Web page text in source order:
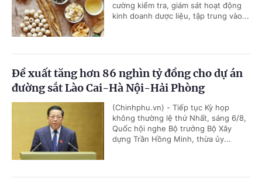
cường kiểm tra, giám sát hoạt động
kinh doanh dược liệu, tập trung vào...
Đề xuất tăng hơn 86 nghìn tỷ đồng cho dự án
đường sắt Lào Cai-Hà Nội-Hải Phòng
(Chinhphu.vn) - Tiếp tục Kỳ họp
không thường lệ thứ Nhất, sáng 6/8,
Quốc hội nghe Bộ trưởng Bộ Xây
dựng Trần Hồng Minh, thừa ủy...